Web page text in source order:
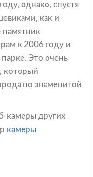
однако, спустя
как и
памятник
к 2006 году и
Это очень
который
по знаменитой
камеры других
камеры